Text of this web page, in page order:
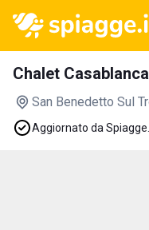
Chalet Casablanca
San Benedetto Sul
Aggiornato da